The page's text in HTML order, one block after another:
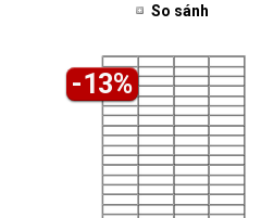
So sánh
-13%